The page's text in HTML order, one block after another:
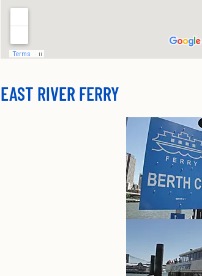
EAST RIVER FERRY